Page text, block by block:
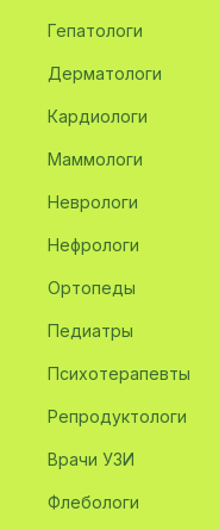
Гепатологи
Дерматологи
Кардиологи
Маммологи
Неврологи
Нефрологи
Ортопеды
Педиатры
Психотерапевты
Репродуктологи
Врачи УЗИ
Флебологи